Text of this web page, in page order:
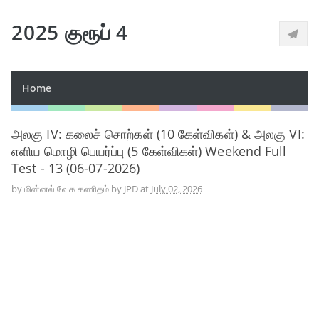
2025 குரூப் 4
Home
அலகு IV: கலைச் சொற்கள் (10 கேள்விகள்) & அலகு VI:
எளிய மொழி பெயர்ப்பு (5 கேள்விகள்) Weekend Full
Test - 13 (06-07-2026)
byமின்னல் வேக கணிதம் by JPDat July 02, 2026